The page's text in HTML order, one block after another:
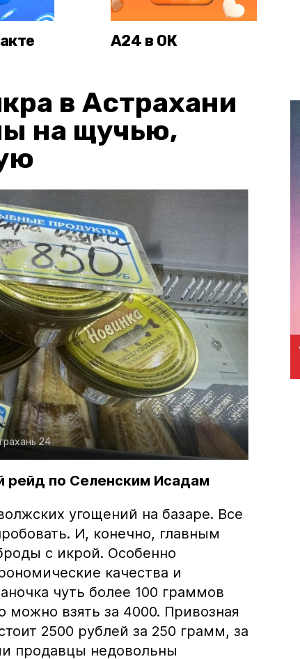
А24 в ОК
в Астрахани
на щучью,
24
рейд по Селенским Исадам
угощений на базаре. Все
И, конечно, главным
с икрой. Особенно
качества и
чуть более 100 граммов
можно взять за 4000. Привозная
2500 рублей за 250 грамм, за
продавцы недовольны